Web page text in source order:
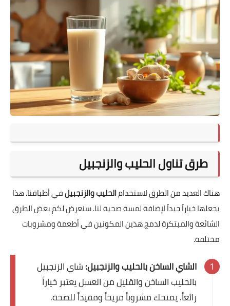
طرق تناول الحليب والزنجبيل
هناك العديد من الطرق لاستخدامالحليب والزنجبيلفي أطباقنا. هذا
يجعلها خياراً جيداً لإضافة لمسة صحية لنا. سنعرض لكم بعض الطرق
الشائعة والمبتكرة لدمج هذين المكونين في أطعمة ومشروبات
مختلفة.
الشاي الساخن بالحليب والزنجبيل:شاي الزنجبيل
بالحليب الساخن والقليل من العسل يعتبر خياراً
رائعاً. يمنحك مشروباً مريحاً ومفيداً للصحة.